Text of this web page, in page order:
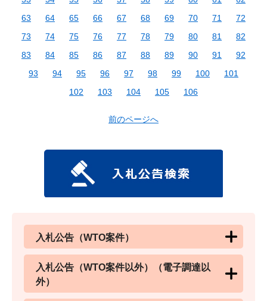
63
64 65 66 67 68 69 70 71
72
73
74 75 76 77 78 79 80 81
82
83
84 85 86 87 88 89 90 91
92
93
94 95 96 97 98 99 100
101
102
103 104 105 106
前のページへ
入札公告（WTO案件）
入札公告（WTO案件以外）（電子調達以
外）